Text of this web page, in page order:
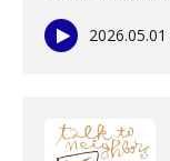
2026.05.01